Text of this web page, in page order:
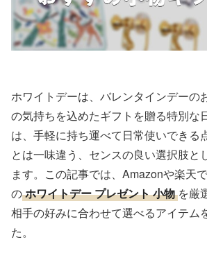
ホワイトデーは、バレンタインデーの
の気持ちを込めたギフトを贈る特別な
は、手軽に持ち運べて日常使いできる
とは一味違う、センスの良い選択肢と
ます。この記事では、Amazonや楽天
のホワイトデー プレゼント 小物 を厳
相手の好みに合わせて選べるアイテム
た。